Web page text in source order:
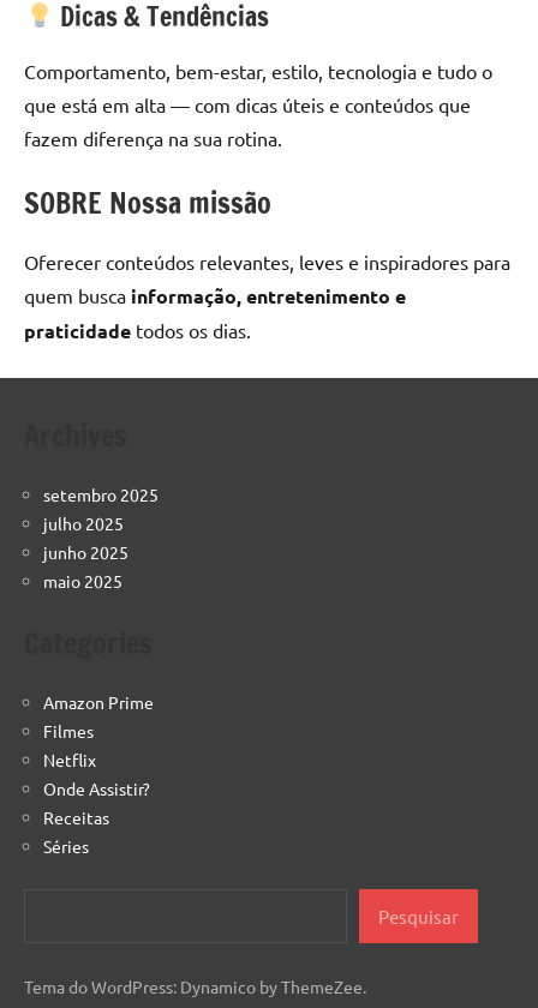
Dicas & Tendências
Comportamento, bem-estar, estilo, tecnologia e tudo o
que está em alta — com dicas úteis e conteúdos que
fazem diferença na sua rotina.
SOBRE Nossa missão
Oferecer conteúdos relevantes, leves e inspiradores para
quem busca informação, entretenimento e
praticidade todos os dias.
setembro 2025
julho 2025
junho 2025
maio 2025
Amazon Prime
Filmes
Netflix
Onde Assistir?
Receitas
Séries
Pesquisar
Tema do WordPress: Dynamico by ThemeZee.